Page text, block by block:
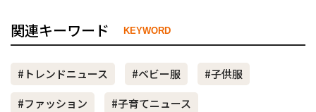
関連キーワード KEYWORD
#トレンドニュース #ベビー服
#子供服
#ファッション
#子育てニュース